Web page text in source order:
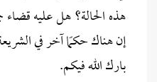
هذه الحالة؟ هل عليه قضاء
إن هناك حكمًا آخر في
بارك الله فيكم.